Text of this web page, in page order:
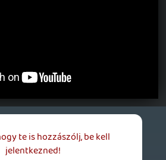
lehetőség, de
után van.
időt töltünk el
és a felgöngyölíthető
felkutatásával-
belefutunk egy